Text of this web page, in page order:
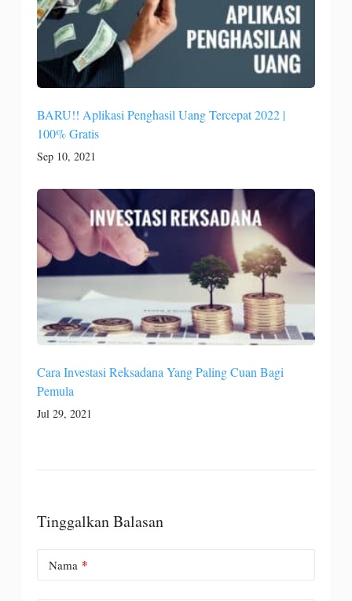
BARU!! Aplikasi Penghasil Uang Tercepat 2022 |
100% Gratis
Sep 10, 2021
Cara Investasi Reksadana Yang Paling Cuan Bagi
Pemula
Jul 29, 2021
Tinggalkan Balasan
Nama*
DISCLAIMER: Trading saham, forex, komoditas, obligasi,
dana, dan instrumen keuangan atau cryptocurrency lainnya
kehilangan sebagian atau seluruh modal Anda, sehingga
keakurasian. Kami tidak menjamin kualitas materi promosi
Disclaimer|Kebijakan Privasi|Tentang Kami|Karir
Copyright @2021 Easylabur All rights reserved.